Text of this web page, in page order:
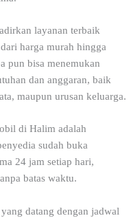
layanan terbaik
harga murah hingga
pun bisa menemukan
dan anggaran, baik
maupun urusan keluarga.
di Halim adalah
sudah buka
24 jam setiap hari,
batas waktu.
datang dengan jadwal